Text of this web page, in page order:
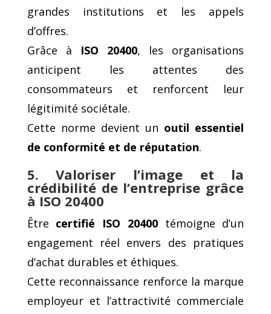
grandes institutions et les appels
d’offres.
Grâce à ISO 20400, les organisations
anticipent les attentes des
consommateurs et renforcent leur
légitimité sociétale.
Cette norme devient un outil essentiel
de conformité et de réputation.
5. Valoriser l’image et la
crédibilité de l’entreprise grâce
à ISO 20400
Être certifié ISO 20400témoigne d’un
engagement réel envers des pratiques
d’achat durables et éthiques.
Cette reconnaissance renforce la marque
employeur et l’attractivité commerciale